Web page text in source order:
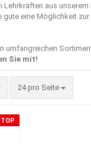
Lehrkräften aus
gute eine Möglichkeit
umfangreichen
Sie mit!
24 pro Seite
pro Seite
TOP